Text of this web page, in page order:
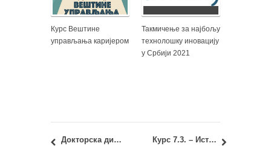
Курс Вештине
управљања каријером
Такмичење за најбољу
технолошку иновацију
у Србији 2021
Докторска дисертација и извештај Комисије: кандидат мр Саша Ђорђевић, дипл.инж.арх. Курс 7.3. – Историја уметности 1: Јунски испитни рок – увид у радове